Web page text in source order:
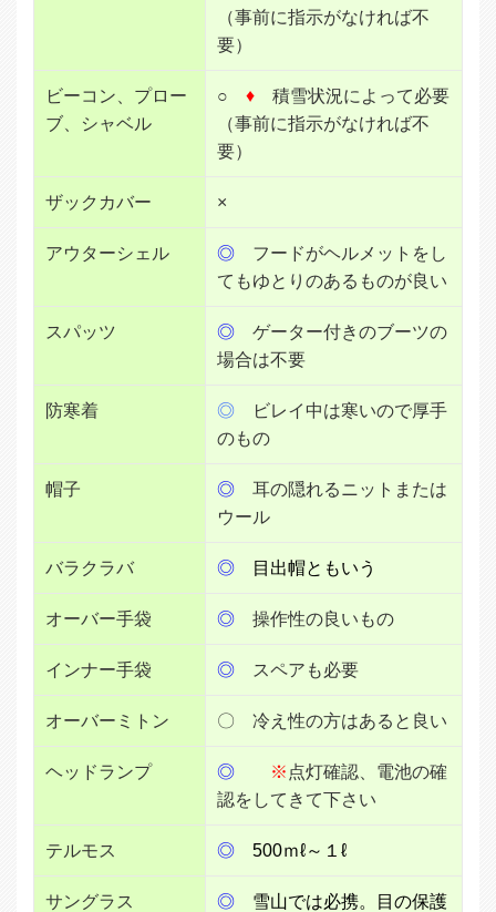
（事前に指示がなければ不
要）
ビーコン、プロー
ブ、シャベル
○ ♦ 積雪状況によって必要
（事前に指示がなければ不
要）
ザックカバー ×
アウターシェル ◎ フードがヘルメットをし
てもゆとりのあるものが良い
スパッツ ◎ ゲーター付きのブーツの
場合は不要
防寒着 ◎ ビレイ中は寒いので厚手
のもの
帽子 ◎ 耳の隠れるニットまたは
ウール
バラクラバ ◎ 目出帽ともいう
オーバー手袋 ◎ 操作性の良いもの
インナー手袋 ◎ スペアも必要
オーバーミトン 〇 冷え性の方はあると良い
ヘッドランプ ◎ ※ 点灯確認、電池の確
認をしてきて下さい
テルモス ◎ 500ｍℓ～１ℓ
サングラス ◎ 雪山では必携。目の保護